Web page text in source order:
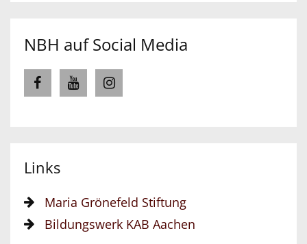
NBH auf Social Media
Links
Maria Grönefeld Stiftung
Bildungswerk KAB Aachen